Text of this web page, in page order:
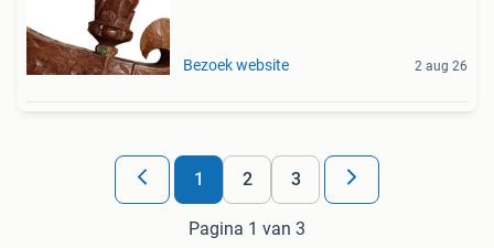
Bezoek website 2 aug 26
1 2 3
Pagina 1 van 3